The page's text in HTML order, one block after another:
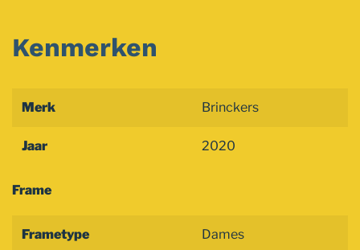
Kenmerken
Merk Brinckers
Jaar 2020
Frame
Frametype Dames